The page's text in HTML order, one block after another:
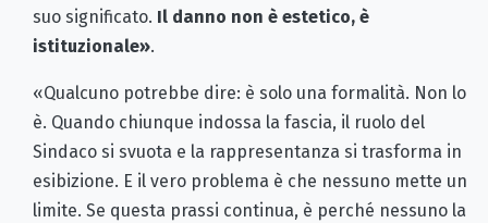
suo significato. Il danno non è estetico, è
istituzionale».
«Qualcuno potrebbe dire: è solo una formalità. Non lo
è. Quando chiunque indossa la fascia, il ruolo del
Sindaco si svuota e la rappresentanza si trasforma in
esibizione. E il vero problema è che nessuno mette un
limite. Se questa prassi continua, è perché nessuno la